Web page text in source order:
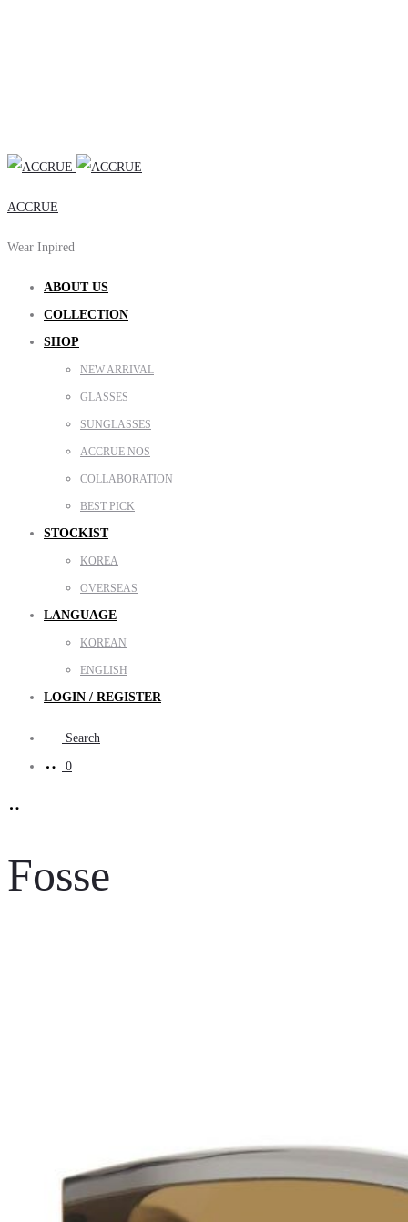
ACCRUE
Wear Inpired
ABOUT US
COLLECTION
SHOP
NEW ARRIVAL
GLASSES
SUNGLASSES
ACCRUE NOS
COLLABORATION
BEST PICK
STOCKIST
KOREA
OVERSEAS
LANGUAGE
KOREAN
ENGLISH
LOGIN / REGISTER
Search
0
Fosse